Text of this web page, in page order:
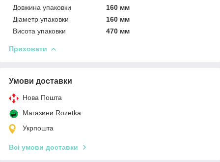
Довжина упаковки
160 мм
Діаметр упаковки
160 мм
Висота упаковки
470 мм
Приховати
Умови доставки
Нова Пошта
Магазини Rozetka
Укрпошта
Всі умови доставки